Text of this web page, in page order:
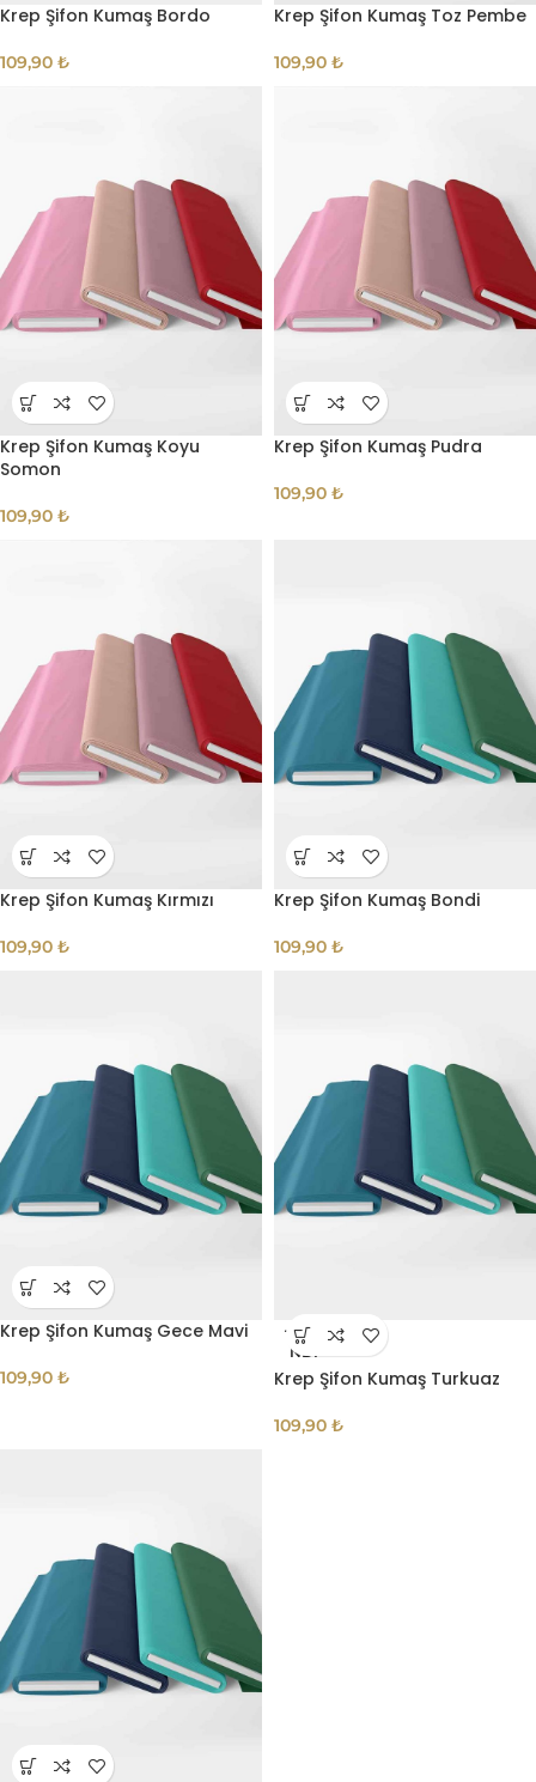
Krep Şifon Kumaş Bordo
109,90 ₺
Krep Şifon Kumaş Toz Pembe
109,90 ₺
Krep Şifon Kumaş Koyu
Somon
109,90 ₺
Krep Şifon Kumaş Pudra
109,90 ₺
Krep Şifon Kumaş Kırmızı
109,90 ₺
Krep Şifon Kumaş Bondi
109,90 ₺
Krep Şifon Kumaş Gece Mavi
109,90 ₺
TÜKE
NDI
Krep Şifon Kumaş Turkuaz
109,90 ₺